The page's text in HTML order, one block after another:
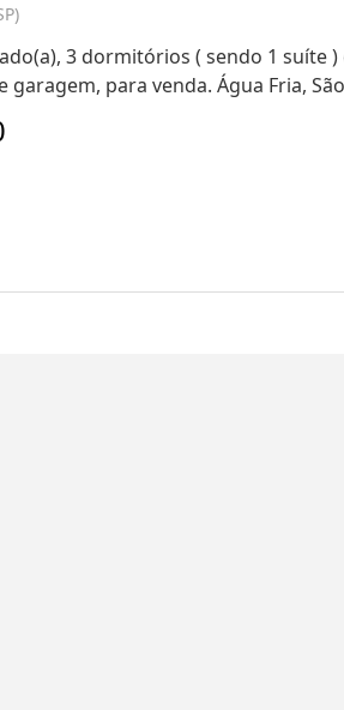
3 dormitórios ( sendo 1 suíte )
garagem, para venda. Água Fria,